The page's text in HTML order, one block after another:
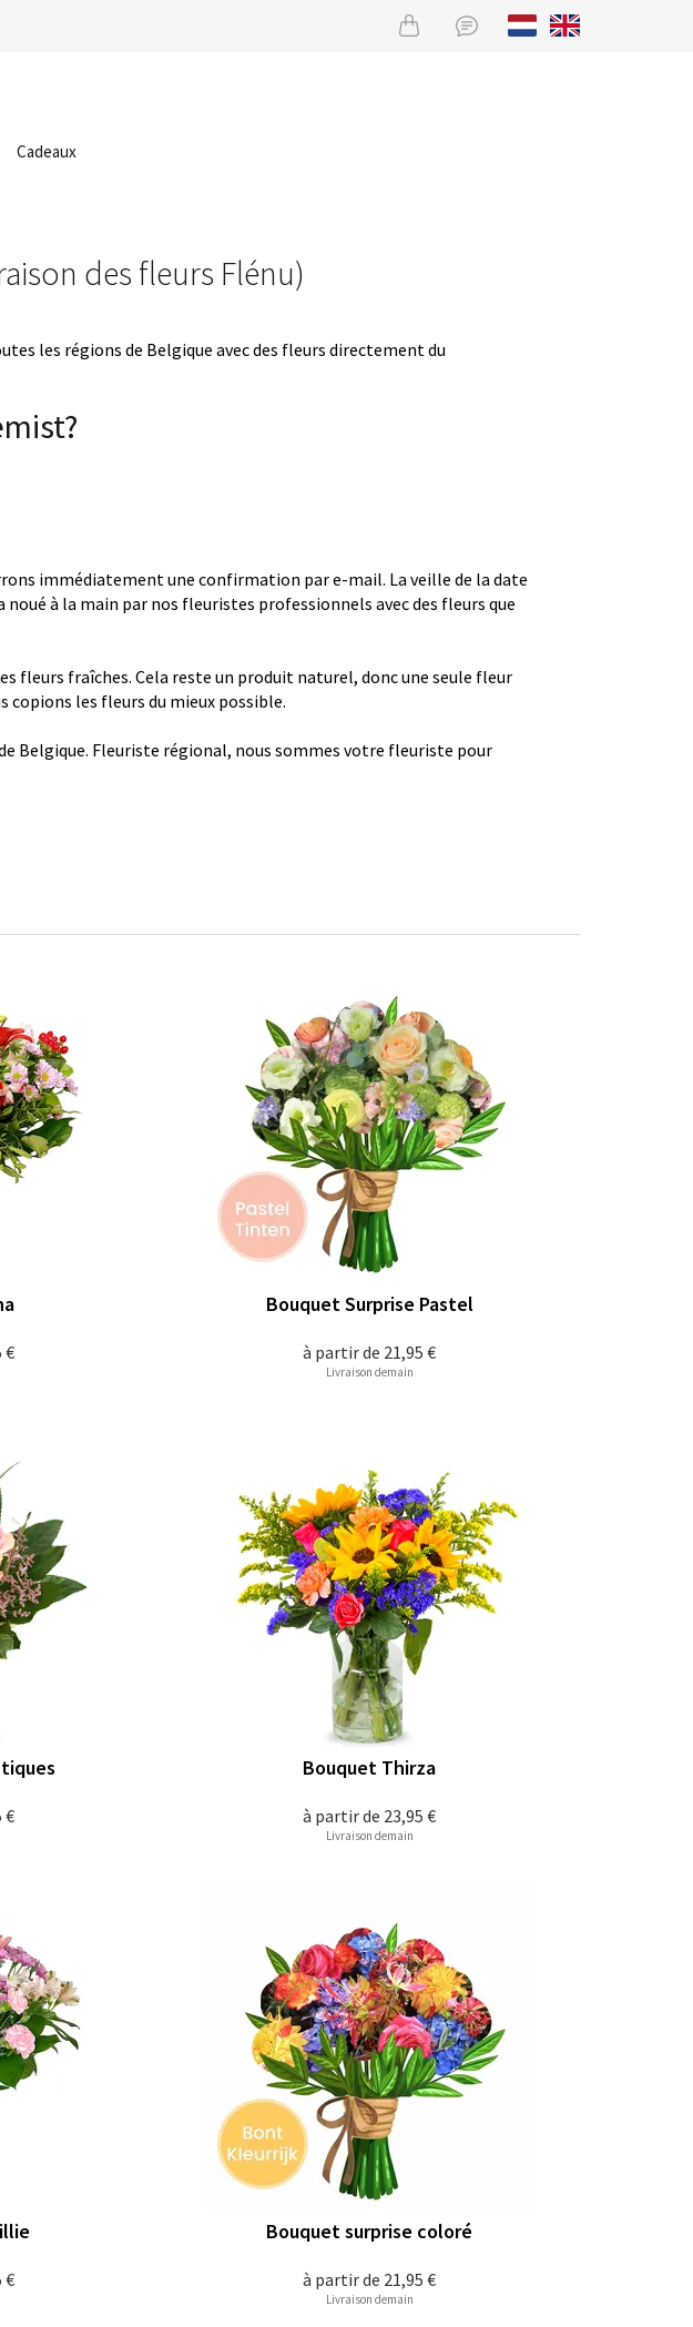
Cadeaux
des fleurs Flénu)
les régions de Belgique avec des fleurs directement du
immédiatement une confirmation par e-mail. La veille de la date
à la main par nos fleuristes professionnels avec des fleurs que
fleurs fraîches. Cela reste un produit naturel, donc une seule fleur
les fleurs du mieux possible.
Belgique. Fleuriste régional, nous sommes votre fleuriste pour
€ à partir de 21,95 €
Bouquet Surprise Pastel
Livraison demain
€ à partir de 23,95 €
Bouquet Thirza
Livraison demain
€ à partir de 21,95 €
Bouquet surprise coloré
Livraison demain